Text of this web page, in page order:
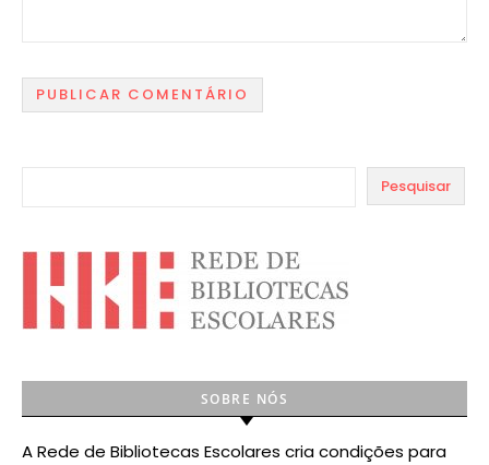
Pesquisar
SOBRE NÓS
A Rede de Bibliotecas Escolares cria condições para